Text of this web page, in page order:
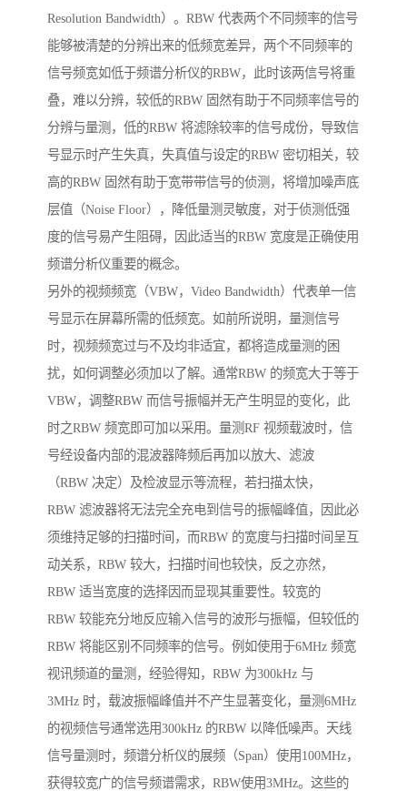
Resolution Bandwidth）。RBW 代表两个不同频率的信号
能够被清楚的分辨出来的低频宽差异，两个不同频率的
信号频宽如低于频谱分析仪的RBW，此时该两信号将重
叠，难以分辨，较低的RBW 固然有助于不同频率信号的
分辨与量测，低的RBW 将滤除较率的信号成份，导致信
号显示时产生失真，失真值与设定的RBW 密切相关，较
高的RBW 固然有助于宽带带信号的侦测，将增加噪声底
层值（Noise Floor），降低量测灵敏度，对于侦测低强
度的信号易产生阻碍，因此适当的RBW 宽度是正确使用
频谱分析仪重要的概念。
另外的视频频宽（VBW，Video Bandwidth）代表单一信
号显示在屏幕所需的低频宽。如前所说明，量测信号
时，视频频宽过与不及均非适宜，都将造成量测的困
扰，如何调整必须加以了解。通常RBW 的频宽大于等于
VBW，调整RBW 而信号振幅并无产生明显的变化，此
时之RBW 频宽即可加以采用。量测RF 视频载波时，信
号经设备内部的混波器降频后再加以放大、滤波
（RBW 决定）及检波显示等流程，若扫描太快，
RBW 滤波器将无法完全充电到信号的振幅峰值，因此必
须维持足够的扫描时间，而RBW 的宽度与扫描时间呈互
动关系，RBW 较大，扫描时间也较快，反之亦然，
RBW 适当宽度的选择因而显现其重要性。较宽的
RBW 较能充分地反应输入信号的波形与振幅，但较低的
RBW 将能区别不同频率的信号。例如使用于6MHz 频宽
视讯频道的量测，经验得知，RBW 为300kHz 与
3MHz 时，载波振幅峰值并不产生显著变化，量测6MHz
的视频信号通常选用300kHz 的RBW 以降低噪声。天线
信号量测时，频谱分析仪的展频（Span）使用100MHz，
获得较宽广的信号频谱需求，RBW使用3MHz。这些的